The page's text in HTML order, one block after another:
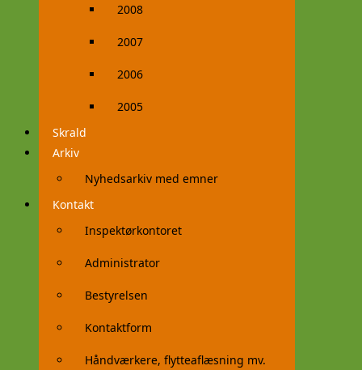
2008
2007
2006
2005
Skrald
Arkiv
Nyhedsarkiv med emner
Kontakt
Inspektørkontoret
Administrator
Bestyrelsen
Kontaktform
Håndværkere, flytteaflæsning mv.